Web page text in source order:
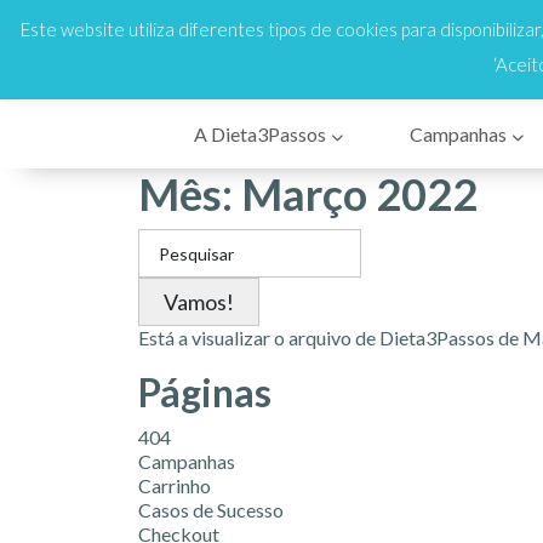
808 200 333
A Dieta3Passos Campanhas
Mês: Março 2022
for:
Está a visualizar o arquivo de Dieta3Passos de
Páginas
404
Campanhas
Carrinho
Casos de Sucesso
Checkout
Este website utiliza diferentes tipos de cookies para